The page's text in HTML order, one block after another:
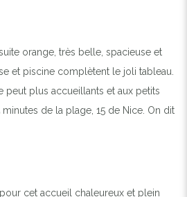
orange, très belle, spacieuse et
et piscine complètent le joli tableau.
peut plus accueillants et aux petits
de la plage, 15 de Nice. On dit
cet accueil chaleureux et plein